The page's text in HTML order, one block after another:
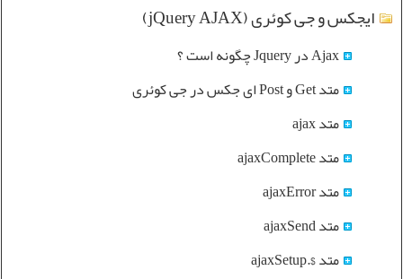
ایجکس و جی کوئری (jQuery AJAX)
Ajax در Jquery چگونه است ؟
متد Get و Post ای جکس در جی کوئری
متد ajax
متد ajaxComplete
متد ajaxError
متد ajaxSend
متد $.ajaxSetup